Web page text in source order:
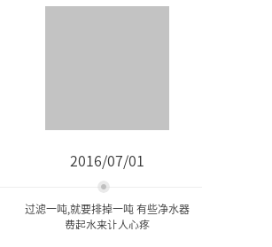
2016/07/01
过滤一吨,就要排掉一吨 有些净水器
费起水来让人心疼